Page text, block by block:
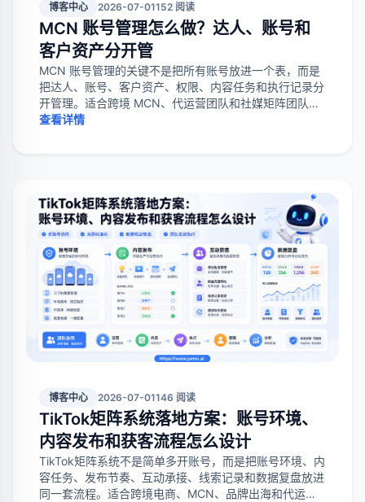
博客中心 2026-07-01152 阅读
MCN 账号管理怎么做？达人、账号和
客户资产分开管
MCN 账号管理的关键不是把所有账号放进一个表，而是
把达人、账号、客户资产、权限、内容任务和执行记录分
开管理。适合跨境 MCN、代运营团队和社媒矩阵团队做
账号协作、风险隔离和复盘。
查看详情
博客中心 2026-07-01146 阅读
TikTok矩阵系统落地方案：账号环境、
内容发布和获客流程怎么设计
TikTok矩阵系统不是简单多开账号，而是把账号环境、内
容任务、发布节奏、互动承接、线索记录和数据复盘放进
同一套流程。适合跨境电商、MCN、品牌出海和代运营